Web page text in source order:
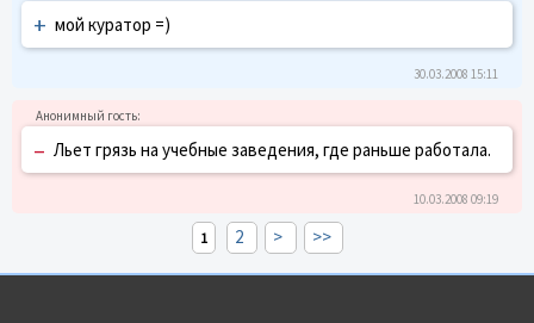
+ мой куратор =)
30.03.2008 15:11
– Льет грязь на учебные заведения, где раньше работала.
10.03.2008 09:19
1 2 > >>